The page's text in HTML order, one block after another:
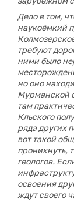
Дело в том,
наукоёмкий
требуют
ними было
но оно
Мурманской
там
Кльского
ряда других
вот такой
проникнуть,
геологов.
освоения
ждут своего